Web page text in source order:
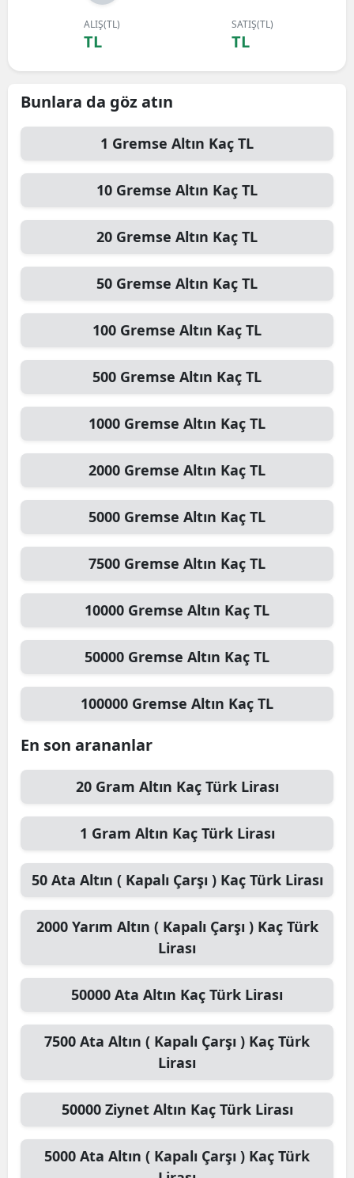
ALIŞ(TL)
TL
SATIŞ(TL)
TL
Bunlara da göz atın
1 Gremse Altın Kaç TL
10 Gremse Altın Kaç TL
20 Gremse Altın Kaç TL
50 Gremse Altın Kaç TL
100 Gremse Altın Kaç TL
500 Gremse Altın Kaç TL
1000 Gremse Altın Kaç TL
2000 Gremse Altın Kaç TL
5000 Gremse Altın Kaç TL
7500 Gremse Altın Kaç TL
10000 Gremse Altın Kaç TL
50000 Gremse Altın Kaç TL
100000 Gremse Altın Kaç TL
En son arananlar
20 Gram Altın Kaç Türk Lirası
1 Gram Altın Kaç Türk Lirası
50 Ata Altın ( Kapalı Çarşı )Kaç Türk Lirası
2000 Yarım Altın ( Kapalı Çarşı )Kaç Türk
Lirası
50000 Ata Altın Kaç Türk Lirası
7500 Ata Altın ( Kapalı Çarşı ) Kaç Türk
Lirası
50000 Ziynet Altın Kaç Türk Lirası
5000 Ata Altın ( Kapalı Çarşı ) Kaç Türk